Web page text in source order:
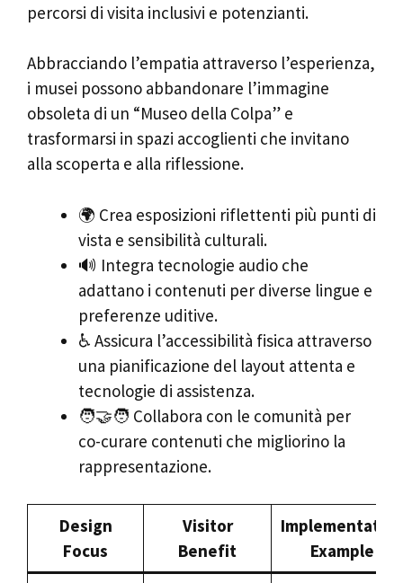
percorsi di visita inclusivi e potenzianti.
Abbracciando l’empatia attraverso l’esperienza,
i musei possono abbandonare l’immagine
obsoleta di un “Museo della Colpa” e
trasformarsi in spazi accoglienti che invitano
alla scoperta e alla riflessione.
🌍 Crea esposizioni riflettenti più punti di
vista e sensibilità culturali.
🔊 Integra tecnologie audio che
adattano i contenuti per diverse lingue e
preferenze uditive.
♿ Assicura l’accessibilità fisica attraverso
una pianificazione del layout attenta e
tecnologie di assistenza.
🧑‍🤝‍🧑 Collabora con le comunità per
co-curare contenuti che migliorino la
rappresentazione.
Design
Focus
Visitor
Benefit
Implementation
Example